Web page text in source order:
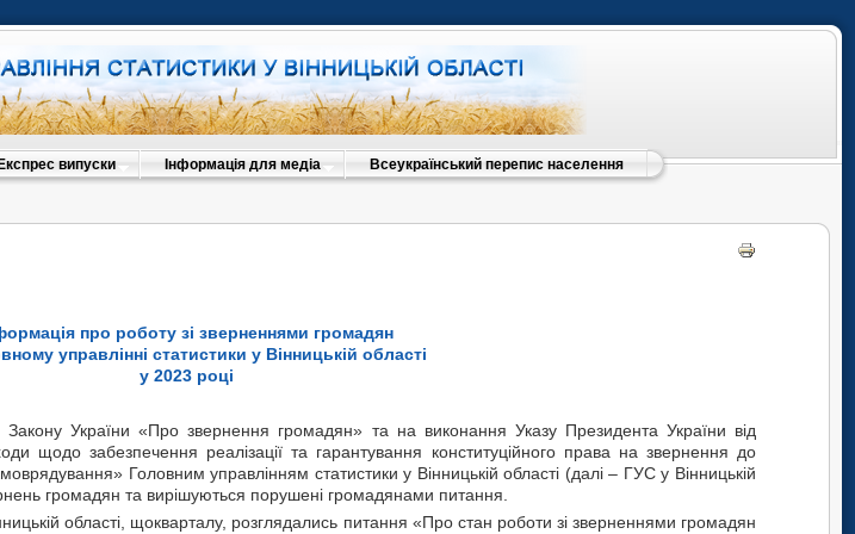
Експрес випуски Інформація для медіа Всеукраїнський перепис населення
про роботу зі зверненнями громадян
управлінні статистики у Вінницькій області
у 2023 році
України «Про звернення громадян» та на виконання Указу Президента України від
щодо забезпечення реалізації та гарантування конституційного права на звернення до
Головним управлінням статистики у Вінницькій області (далі – ГУС у Вінницькій
громадян та вирішуються порушені громадянами питання.
області, щокварталу, розглядались питання «Про стан роботи зі зверненнями громадян
Закону України „Про звернення громадян” та на виконання Указу Президента України від
щодо забезпечення реалізації та гарантування конституційного права на звернення до